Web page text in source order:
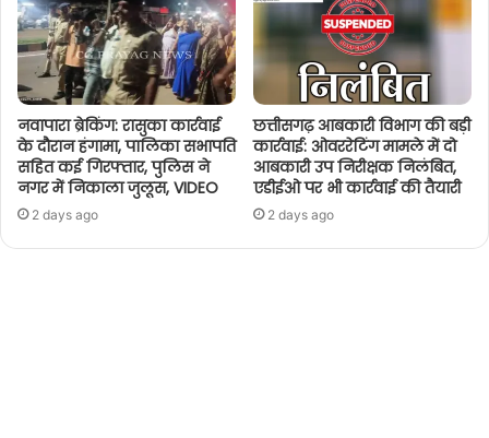
नवापारा ब्रेकिंग: रासुका कार्रवाई
के दौरान हंगामा, पालिका सभापति
सहित कई गिरफ्तार, पुलिस ने
नगर में निकाला जुलूस, VIDEO
2 days ago
छत्तीसगढ़ आबकारी विभाग की बड़ी
कार्रवाई: ओवररेटिंग मामले में दो
आबकारी उप निरीक्षक निलंबित,
एडीईओ पर भी कार्रवाई की तैयारी
2 days ago